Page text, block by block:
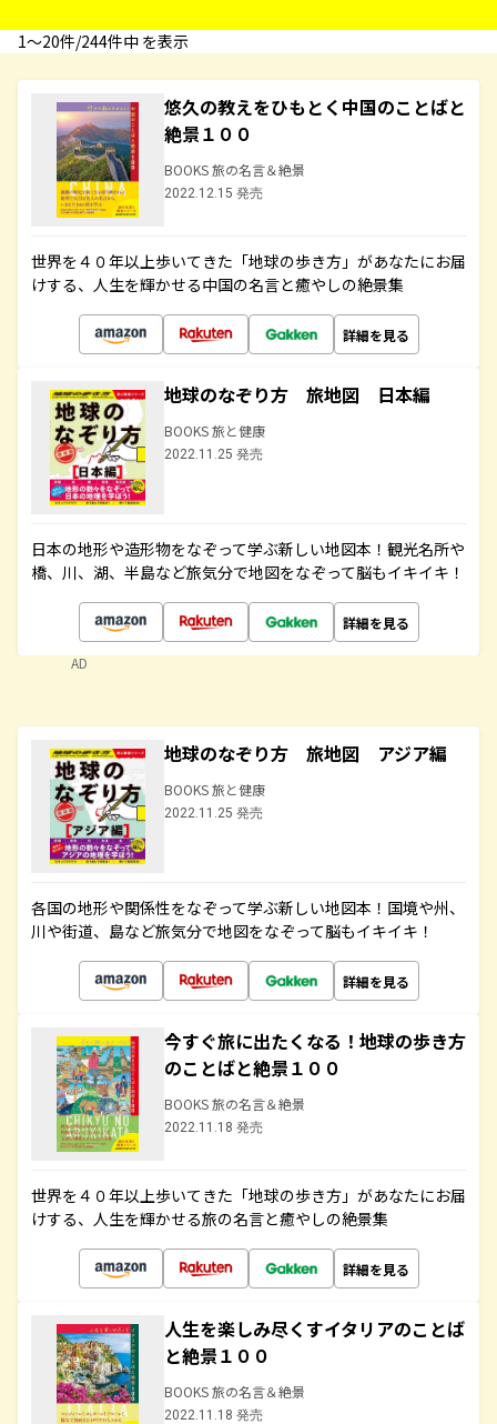
1〜20件/244件中 を表示
悠久の教えをひもとく中国のことばと
絶景１００
BOOKS 旅の名言＆絶景
2022.12.15 発売
世界を４０年以上歩いてきた「地球の歩き方」があなたにお届
けする、人生を輝かせる中国の名言と癒やしの絶景集
詳細を見る
地球のなぞり方 旅地図 日本編
BOOKS 旅と健康
2022.11.25 発売
日本の地形や造形物をなぞって学ぶ新しい地図本！観光名所や
橋、川、湖、半島など旅気分で地図をなぞって脳もイキイキ！
詳細を見る
AD
地球のなぞり方 旅地図 アジア編
BOOKS 旅と健康
2022.11.25 発売
各国の地形や関係性をなぞって学ぶ新しい地図本！国境や州、
川や街道、島など旅気分で地図をなぞって脳もイキイキ！
詳細を見る
今すぐ旅に出たくなる！地球の歩き方
のことばと絶景１００
BOOKS 旅の名言＆絶景
2022.11.18 発売
世界を４０年以上歩いてきた「地球の歩き方」があなたにお届
けする、人生を輝かせる旅の名言と癒やしの絶景集
詳細を見る
人生を楽しみ尽くすイタリアのことば
と絶景１００
BOOKS 旅の名言＆絶景
2022.11.18 発売